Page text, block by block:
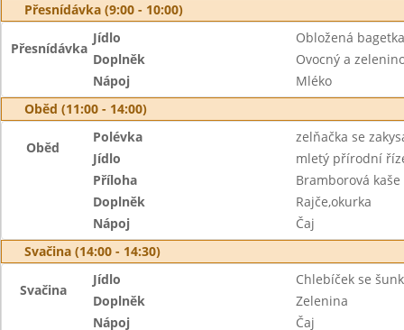
Přesnídávka (9:00 - 10:00)
Přesnídávka
Jídlo
Obložená bagetka
Doplněk
Ovocný a
Nápoj
Mléko
Oběd (11:00 - 14:00)
Oběd
Polévka
zelňačka se
Jídlo
mletý přírodní
Příloha
Bramborová kaše
Doplněk
Rajče,okurka
Nápoj
Čaj
Svačina (14:00 - 14:30)
Svačina
Jídlo
Chlebíček se
Doplněk
Zelenina
Nápoj
Čaj